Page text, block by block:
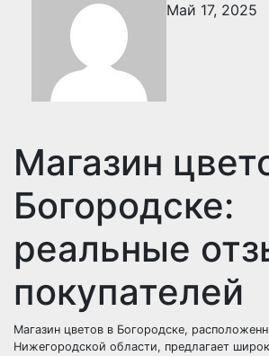
Май 17, 2025
Магазин
Богородске:
реальные
покупателей
Магазин цветов в Богородске,
Нижегородской области, предлагает